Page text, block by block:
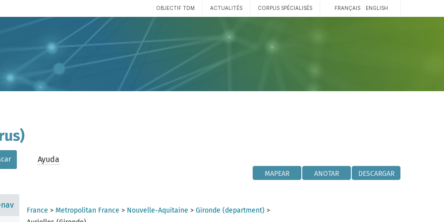
OBJECTIF TDM ACTUALITÉS CORPUS SPÉCIALISÉS FRANÇAIS ENGLISH
Ayuda
MAPEAR ANOTAR DESCARGAR
France > Metropolitan France > Nouvelle-Aquitaine > Gironde (department) >